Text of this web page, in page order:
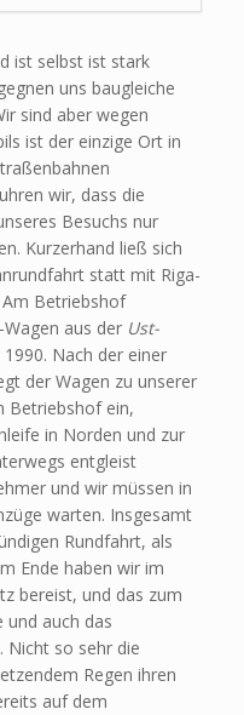
ist selbst ist stark
uns baugleiche
sind aber wegen
ist der einzige Ort in
wir, dass die
Besuchs nur
Kurzerhand ließ sich
statt mit Riga-
Betriebshof
aus der Ust-
Nach der einer
der Wagen zu unserer
Betriebshof ein,
in Norden und zur
entgleist
und wir müssen in
warten. Insgesamt
Rundfahrt, als
Ende haben wir im
bereist, und das zum
und auch das
Nicht so sehr die
Regen ihren
auf dem